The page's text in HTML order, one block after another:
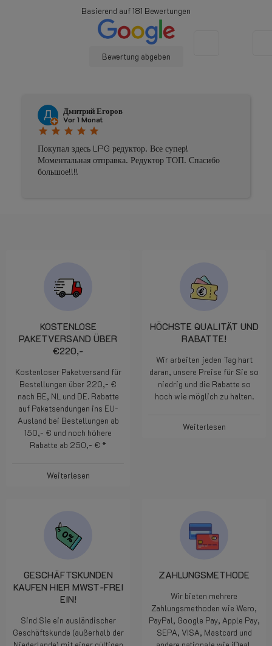
Basierend auf181 Bewertungen
Bewertung abgeben
Johnny Douwma
star star
Prima geholpen
KOSTENLOSE
PAKETVERSAND ÜBER
€220,-
Kostenloser Paketversand für
Bestellungen über 220,- €
nach BE, NL und DE. Rabatte
auf Paketsendungen ins EU-
Ausland bei Bestellungen ab
150,- € und noch höhere
Rabatte ab 250,- € *
Weiterlesen
HÖCHSTE QUALITÄT UND
RABATTE!
Wir arbeiten jeden Tag hart
daran, unsere Preise für Sie so
niedrig und die Rabatte so
hoch wie möglich zu halten.
Weiterlesen
GESCHÄFTSKUNDEN
KAUFEN HIER MWST-FREI
EIN!
Sind Sie ein ausländischer
Geschäftskunde (außerhalb der
ZAHLUNGSMETHODE
Wir bieten mehrere
Zahlungsmethoden wie Wero,
PayPal, Google Pay, Apple Pay,
SEPA, VISA, Mastcard und